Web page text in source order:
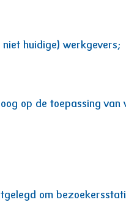
niet huidige) werkgevers;
op de toepassing van
om